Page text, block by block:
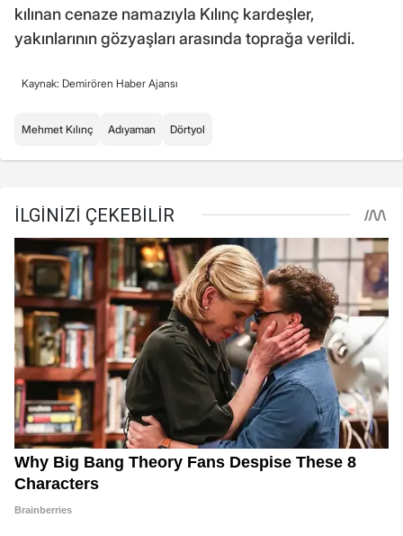
kılınan cenaze namazıyla Kılınç kardeşler,
yakınlarının gözyaşları arasında toprağa verildi.
Kaynak: Demirören Haber Ajansı
Mehmet Kılınç Adıyaman Dörtyol